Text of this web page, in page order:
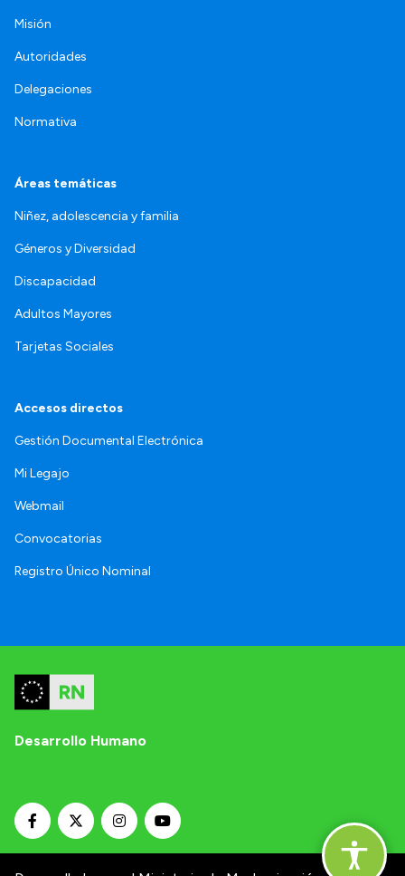
Misión
Autoridades
Delegaciones
Normativa
Áreas temáticas
Niñez, adolescencia y familia
Géneros y Diversidad
Discapacidad
Adultos Mayores
Tarjetas Sociales
Accesos directos
Gestión Documental Electrónica
Mi Legajo
Webmail
Convocatorias
Registro Único Nominal
Desarrollo Humano